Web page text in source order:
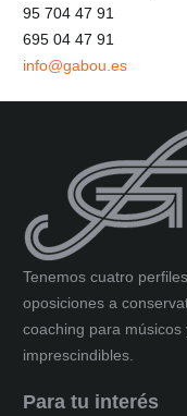
95 704 47 91
695 04 47 91
info@gabou.es
Tenemos cuatro
oposiciones a
coaching para
imprescindibles.
Para tu interés